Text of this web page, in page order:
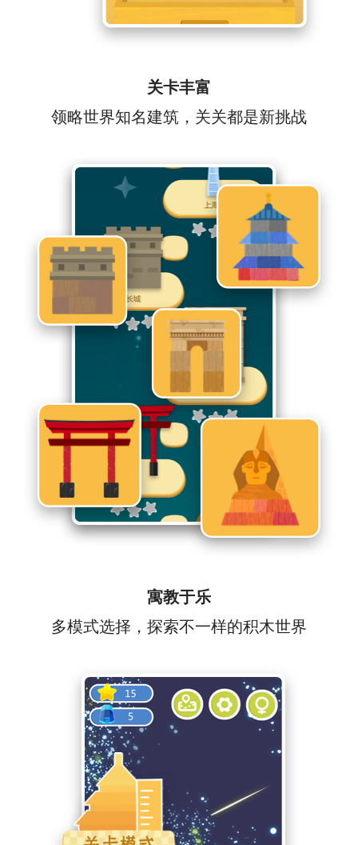
关卡丰富
领略世界知名建筑，关关都是新挑战
寓教于乐
多模式选择，探索不一样的积木世界